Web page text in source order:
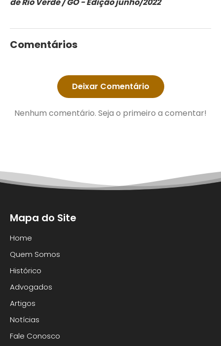
Comentários
Deixar Comentário
Nenhum comentário. Seja o primeiro a comentar!
Mapa do Site
Home
Quem Somos
Histórico
Advogados
Artigos
Notícias
Fale Conosco